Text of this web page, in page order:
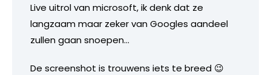
Live uitrol van microsoft, ik denk dat ze
langzaam maar zeker van Googles aandeel
zullen gaan snoepen…
De screenshot is trouwens iets te breed 😉